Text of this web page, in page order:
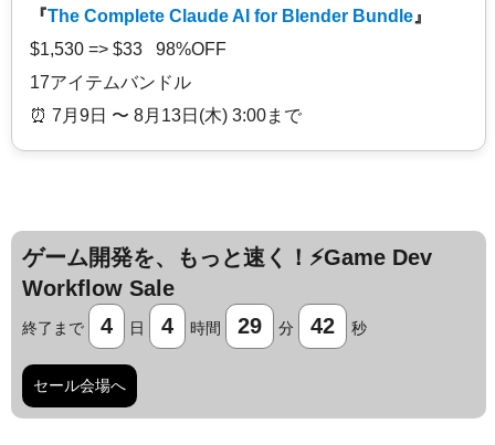
『The Complete Claude AI for Blender Bundle 』
$1,530 => $33 98%OFF
17アイテムバンドル
⏰️ 7月9日 〜 8月13日(木) 3:00まで
ゲーム開発を、もっと速く！⚡️Game Dev
Workflow Sale
終了まで 4 日 4 時間 29 分 41 秒
セール会場へ